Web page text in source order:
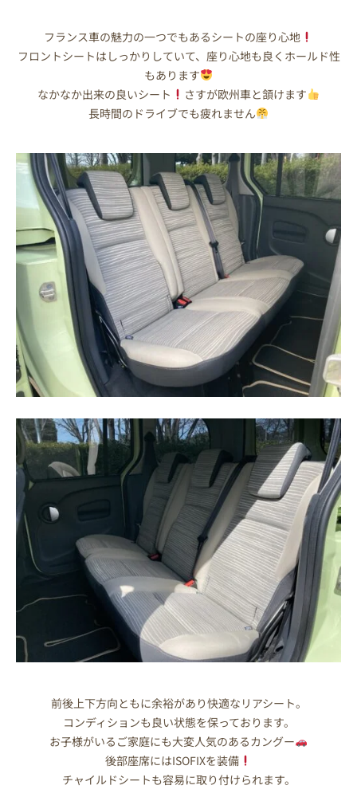
フランス車の魅力の一つでもあるシートの座り心地
フロントシートはしっかりしていて、座り心地も良くホールド性
もあります
なかなか出来の良いシート
さすが欧州車と頷けます
長時間のドライブでも疲れません
前後上下方向ともに余裕があり快適なリアシート。
コンディションも良い状態を保っております。
お子様がいるご家庭にも大変人気のあるカングー
後部座席にはISOFIXを装備
チャイルドシートも容易に取り付けられます。